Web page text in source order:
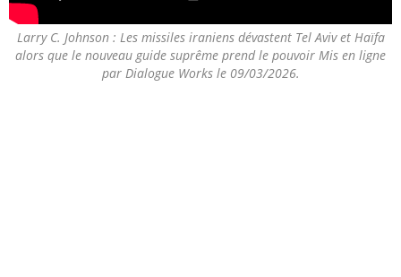
Larry C. Johnson : Les missiles iraniens dévastent Tel Aviv et Haïfa
alors que le nouveau guide suprême prend le pouvoir Mis en ligne
par Dialogue Works le 09/03/2026.